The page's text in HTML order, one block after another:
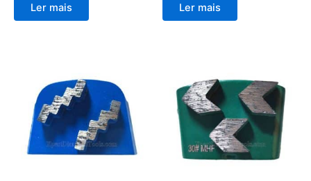
Ler mais Ler mais